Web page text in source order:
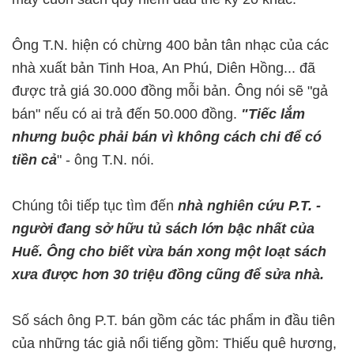
Ông T.N. hiện có chừng 400 bản tân nhạc của các
nhà xuất bản Tinh Hoa, An Phú, Diên Hồng... đã
được trả giá 30.000 đồng mỗi bản. Ông nói sẽ "gả
bán" nếu có ai trả đến 50.000 đồng. "Tiếc lắm
nhưng buộc phải bán vì không cách chi để có
tiền cả" - ông T.N. nói.
Chúng tôi tiếp tục tìm đến nhà nghiên cứu P.T. -
người đang sở hữu tủ sách lớn bậc nhất của
Huế. Ông cho biết vừa bán xong một loạt sách
xưa được hơn 30 triệu đồng cũng để sửa nhà.
Số sách ông P.T. bán gồm các tác phẩm in đầu tiên
của những tác giả nổi tiếng gồm: Thiếu quê hương,